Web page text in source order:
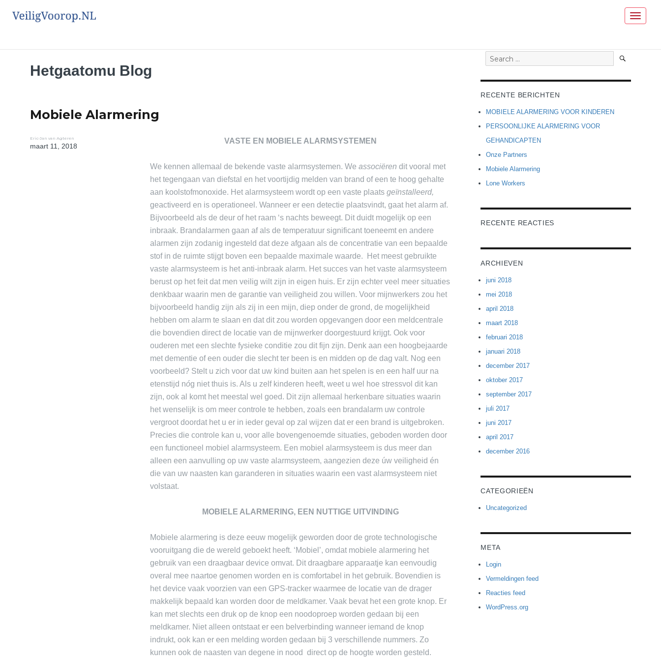
Toggle
Hetgaatomu Blog
Mobiele Alarmering
VASTE EN MOBIELE ALARMSYSTEMEN
We kennen allemaal de bekende vaste alarmsystemen. Weassociërendit vooral met
het tegengaan van diefstal en het voortijdig melden van brand of een te hoog gehalte
aan koolstofmonoxide. Het alarmsysteem wordt op een vaste plaatsgeïnstalleerd,
geactiveerd en is operationeel. Wanneer er een detectie plaatsvindt, gaat het alarm af.
Bijvoorbeeld als de deur of het raam ‘s nachts beweegt. Dit duidt mogelijk op een
inbraak. Brandalarmen gaan af als de temperatuur significant toeneemt en andere
alarmen zijn zodanig ingesteld dat deze afgaan als de concentratie van een bepaalde
stof in de ruimte stijgt boven een bepaalde maximale waarde. Het meest gebruikte
vaste alarmsysteem is het anti-inbraak alarm. Het succes van het vaste alarmsysteem
berust op het feit dat men veilig wilt zijn in eigen huis. Er zijn echter veel meer situaties
denkbaar waarin men de garantie van veiligheid zou willen. Voor mijnwerkers zou het
bijvoorbeeld handig zijn als zij in een mijn, diep onder de grond, de mogelijkheid
hebben om alarm te slaan en dat dit zou worden opgevangen door een meldcentrale
die bovendien direct de locatie van de mijnwerker doorgestuurd krijgt. Ook voor
ouderen met een slechte fysieke conditie zou dit fijn zijn. Denk aan een hoogbejaarde
met dementie of een ouder die slecht ter been is en midden op de dag valt. Nog een
voorbeeld? Stelt u zich voor dat uw kind buiten aan het spelen is en een half uur na
etenstijd nóg niet thuis is. Als u zelf kinderen heeft, weet u wel hoe stressvol dit kan
zijn, ook al komt het meestal wel goed. Dit zijn allemaal herkenbare situaties waarin
het wenselijk is om meer controle te hebben, zoals een brandalarm uw controle
vergroot doordat het u er in ieder geval op zal wijzen dat er een brand is uitgebroken.
Precies die controle kan u, voor alle bovengenoemde situaties, geboden worden door
een functioneel mobiel alarmsysteem. Een mobiel alarmsysteem is dus meer dan
alleen een aanvulling op uw vaste alarmsysteem, aangezien deze úw veiligheid én
die van uw naasten kan garanderen in situaties waarin een vast alarmsysteem niet
volstaat.
MOBIELE ALARMERING, EEN NUTTIGE UITVINDING
Mobiele alarmering is deze eeuw mogelijk geworden door de grote technologische
vooruitgang die de wereld geboekt heeft. ‘Mobiel’, omdat mobiele alarmering het
gebruik van een draagbaar device omvat. Dit draagbare apparaatje kan eenvoudig
overal mee naartoe genomen worden en is comfortabel in het gebruik. Bovendien is
het device vaak voorzien van een GPS-tracker waarmee de locatie van de drager
makkelijk bepaald kan worden door de meldkamer. Vaak bevat het een grote knop. Er
kan met slechts een druk op de knop een noodoproep worden gedaan bij een
meldkamer. Niet alleen ontstaat er een belverbinding wanneer iemand de knop
indrukt, ook kan er een melding worden gedaan bij 3 verschillende nummers. Zo
kunnen ook de naasten van degene in nood direct op de hoogte worden gesteld.
Author
Eric-Jan van Agteren
Posted
maart 11, 2018
for:
Search
RECENTE BERICHTEN
MOBIELE ALARMERING VOOR KINDEREN
PERSOONLIJKE ALARMERING VOOR
GEHANDICAPTEN
Onze Partners
Mobiele Alarmering
Lone Workers
RECENTE REACTIES
ARCHIEVEN
juni 2018
mei 2018
april 2018
maart 2018
februari 2018
januari 2018
december 2017
oktober 2017
september 2017
juli 2017
juni 2017
april 2017
december 2016
CATEGORIEËN
Uncategorized
META
Login
Vermeldingen feed
Reacties feed
WordPress.org